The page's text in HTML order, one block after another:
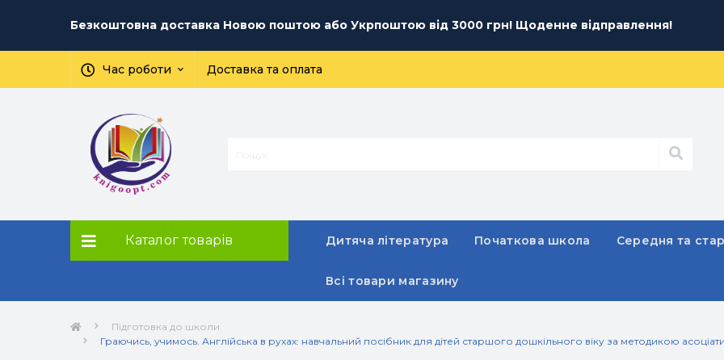
Безкоштовна доставка Новою поштою або Укрпоштою від 3000 грн! Щоденне відправлення!
Час роботи Доставка та оплата
Каталог товарів Дитяча література Початкова школа Середня та
Всі товари магазину
Підготовка до школи
Граючись, учимось. Англійська в рухах: навчальний посібник для дітей старшого дошкільного віку за методикою